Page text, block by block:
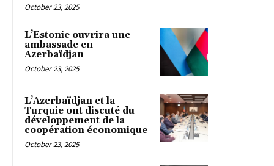
October 23, 2025
L’Estonie ouvrira une
ambassade en
Azerbaïdjan
October 23, 2025
L’Azerbaïdjan et la
Turquie ont discuté du
développement de la
coopération économique
October 23, 2025